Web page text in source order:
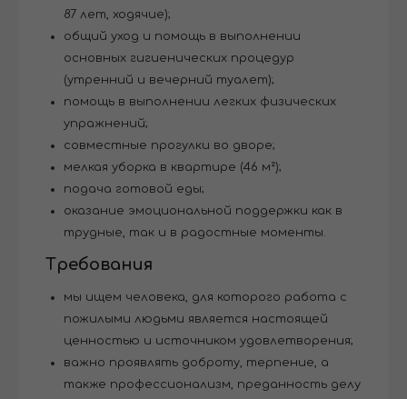
87 лет, ходячие);
общий уход и помощь в выполнении
основных гигиенических процедур
(утренний и вечерний туалет);
помощь в выполнении легких физических
упражнений;
совместные прогулки во дворе;
мелкая уборка в квартире (46 м²);
подача готовой еды;
оказание эмоциональной поддержки как в
трудные, так и в радостные моменты.
Требования
мы ищем человека, для которого работа с
пожилыми людьми является настоящей
ценностью и источником удовлетворения;
важно проявлять доброту, терпение, а
также профессионализм, преданность делу